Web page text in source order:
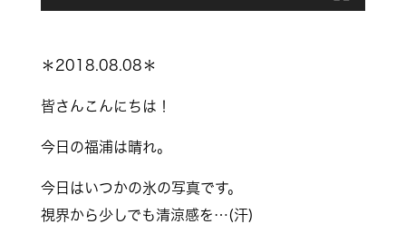
＊2018.08.08＊
皆さんこんにちは！
今日の福浦は晴れ。
今日はいつかの氷の写真です。
視界から少しでも清涼感を…(汗)